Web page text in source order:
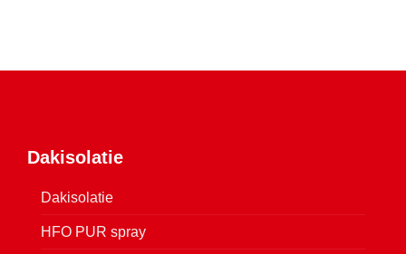
Dakisolatie
Dakisolatie
HFO PUR spray